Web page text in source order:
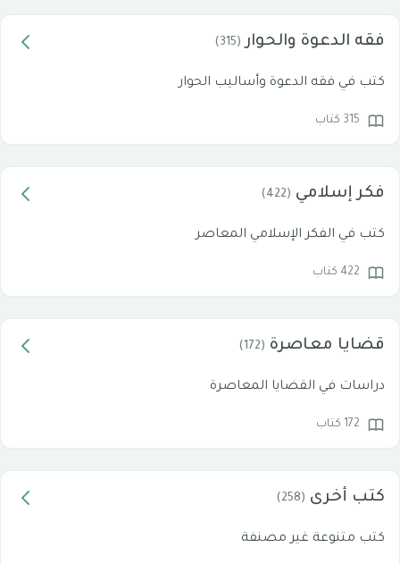
فقه الدعوة والحوار (315)
كتب في فقه الدعوة وأساليب الحوار
315 كتاب
فكر إسلامي (422)
كتب في الفكر الإسلامي المعاصر
422 كتاب
قضايا معاصرة (172)
دراسات في القضايا المعاصرة
172 كتاب
كتب أخرى (258)
كتب متنوعة غير مصنفة